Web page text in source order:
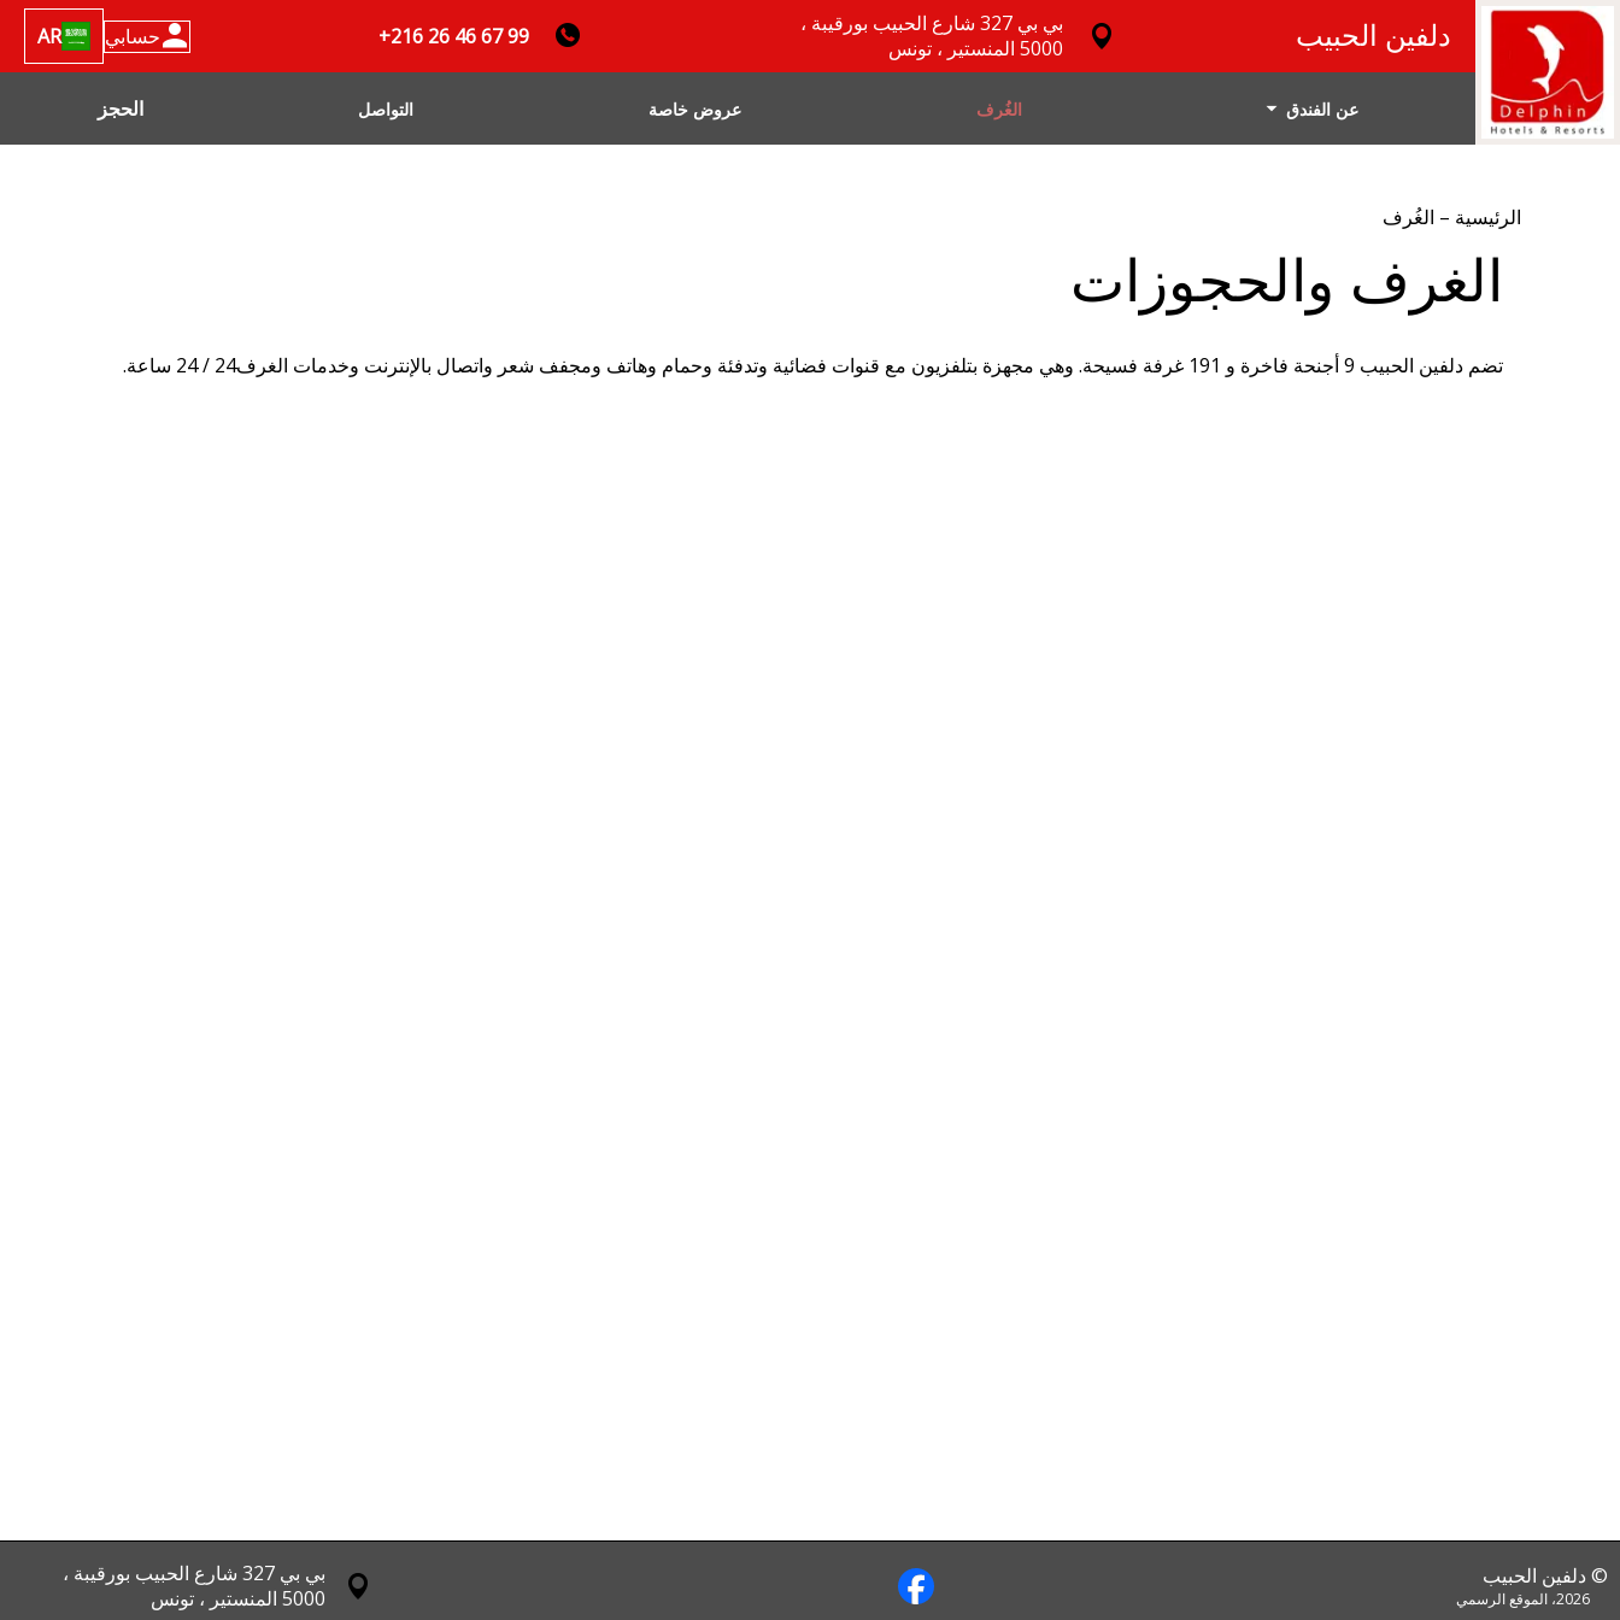
دلفين الحبيب
بي بي 327 شارع الحبيب بورقيبة ،
5000 المنستير ، تونس
+216 26 46 67 99 حسابي AR
عن الفندق الغُرف عروض خاصة التواصل الحجز
الرئيسية – الغُرف
الغرف والحجوزات
تضم دلفين الحبيب 9 أجنحة فاخرة و 191 غرفة فسيحة. وهي مجهزة بتلفزيون مع قنوات فضائية وتدفئة وحمام وهاتف ومجفف شعر واتصال بالإنترنت وخدمات الغرف24 / 24 ساعة.
© دلفين الحبيب
2026، الموقع الرسمي
بي بي 327 شارع الحبيب بورقيبة ،
5000 المنستير ، تونس